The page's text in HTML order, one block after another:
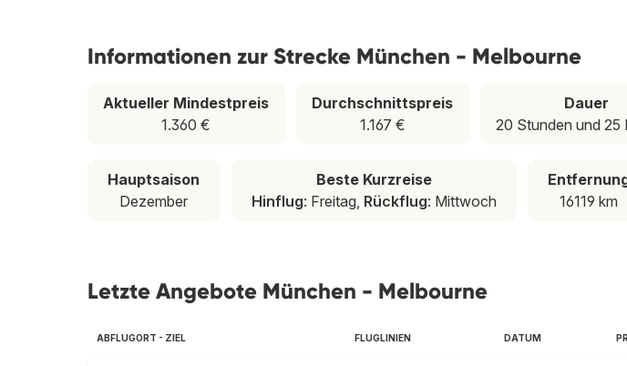
Informationen zur Strecke München - Melbourne
Aktueller Mindestpreis
1.360 €
Durchschnittspreis
1.167 €
Dauer
20 Stunden und 25
Hauptsaison
Dezember
Beste Kurzreise
Hinflug: Freitag, Rückflug: Mittwoch
16119 km
Letzte Angebote München - Melbourne
ABFLUGORT - ZIEL FLUGLINIEN DATUM